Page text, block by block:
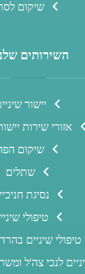
שיקום
השירותים
יישור
אזורי שירות
שיקום
שתלים
נסיגת
טיפולי
טיפולי שיניים
לנכי צה'ל